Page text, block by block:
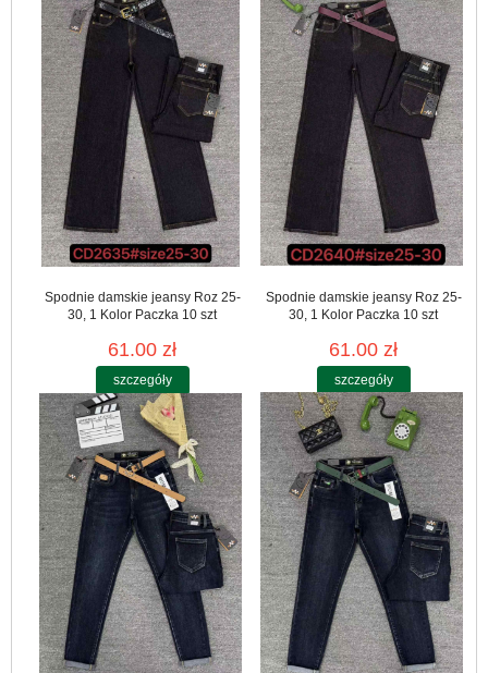
Spodnie damskie jeansy Roz 25-
30, 1 Kolor Paczka 10 szt
61.00 zł
szczegóły
Spodnie damskie jeansy Roz 25-
30, 1 Kolor Paczka 10 szt
61.00 zł
szczegóły